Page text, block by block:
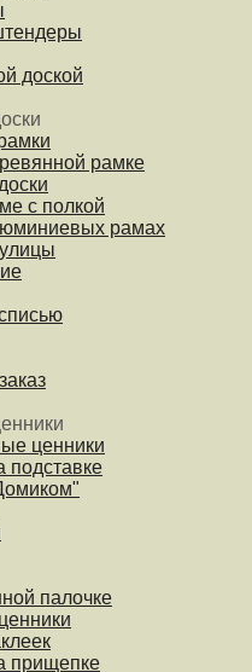
доской
рамке
с полкой
рамах
ценники
подставке
палочке
прищепке